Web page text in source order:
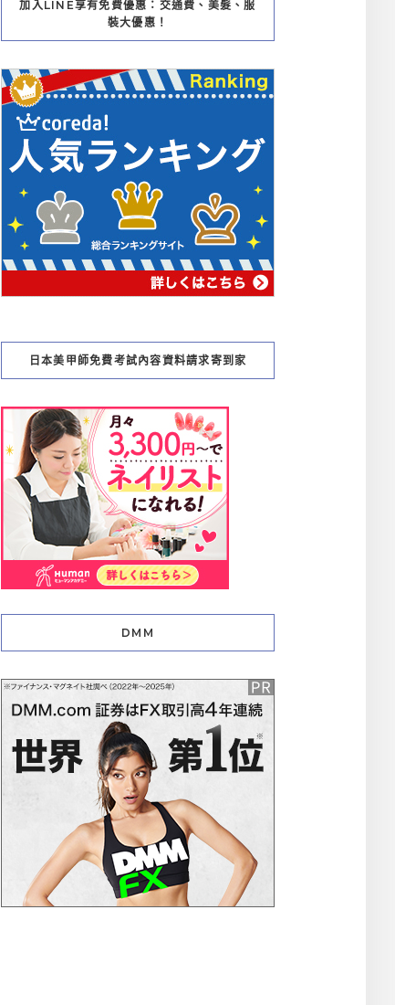
加入LINE享有免費優惠：交通費、美髮、服
裝大優惠！
日本美甲師免費考試內容資料請求寄到家
DMM